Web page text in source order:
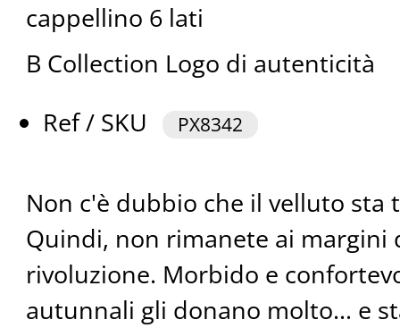
cappellino 6 lati
B Collection Logo di autenticità
Ref / SKU
PX8342
Non c'è dubbio che il velluto sta
Quindi, non rimanete ai margini
rivoluzione. Morbido e
autunnali gli donano molto... e